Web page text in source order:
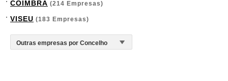
COIMBRA (214 Empresas)
VISEU (183 Empresas)